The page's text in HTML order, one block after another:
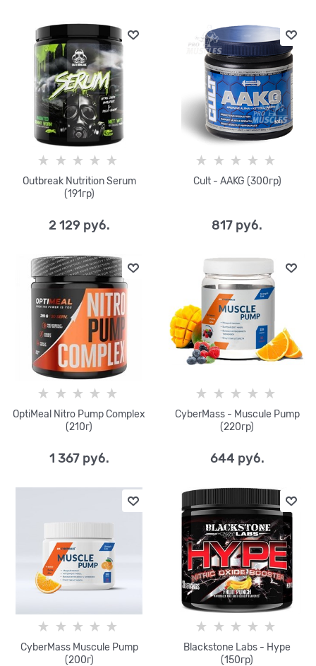
Outbreak Nutrition Serum
(191гр)
2 129 руб.
Cult - AAKG (300гр)
817 руб.
OptiMeal Nitro Pump Complex
(210г)
1 367 руб.
CyberMass - Muscule Pump
(220гр)
644 руб.
CyberMass Muscule Pump
(200г)
Blackstone Labs - Hype
(150гр)